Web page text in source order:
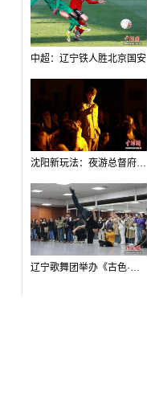
中超：辽宁铁人胜北京国安
沈阳新玩法：夜游总督府，当一回“赴宴者”
辽宁歌舞团举办《古色·国宝辽宁》排练开放日活动